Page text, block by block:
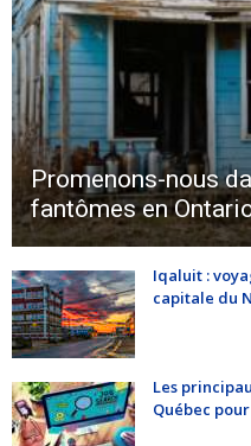
Promenons-nous
fantômes en
Iqaluit :
capitale du
Les
Québec